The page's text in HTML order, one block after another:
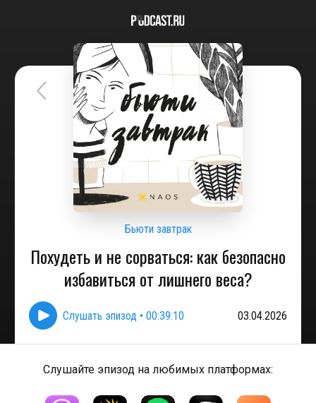
Бьюти завтрак
Похудеть и не сорваться: как безопасно
избавиться от лишнего веса?
Слушать эпизод • 00:39:10 03.04.2026
Слушайте эпизод на любимых платформах: